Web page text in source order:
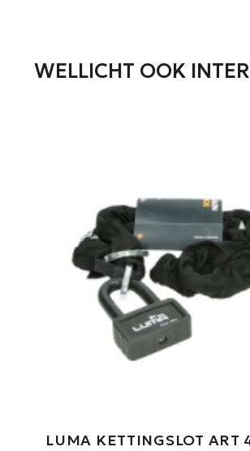
WELLICHT OOK